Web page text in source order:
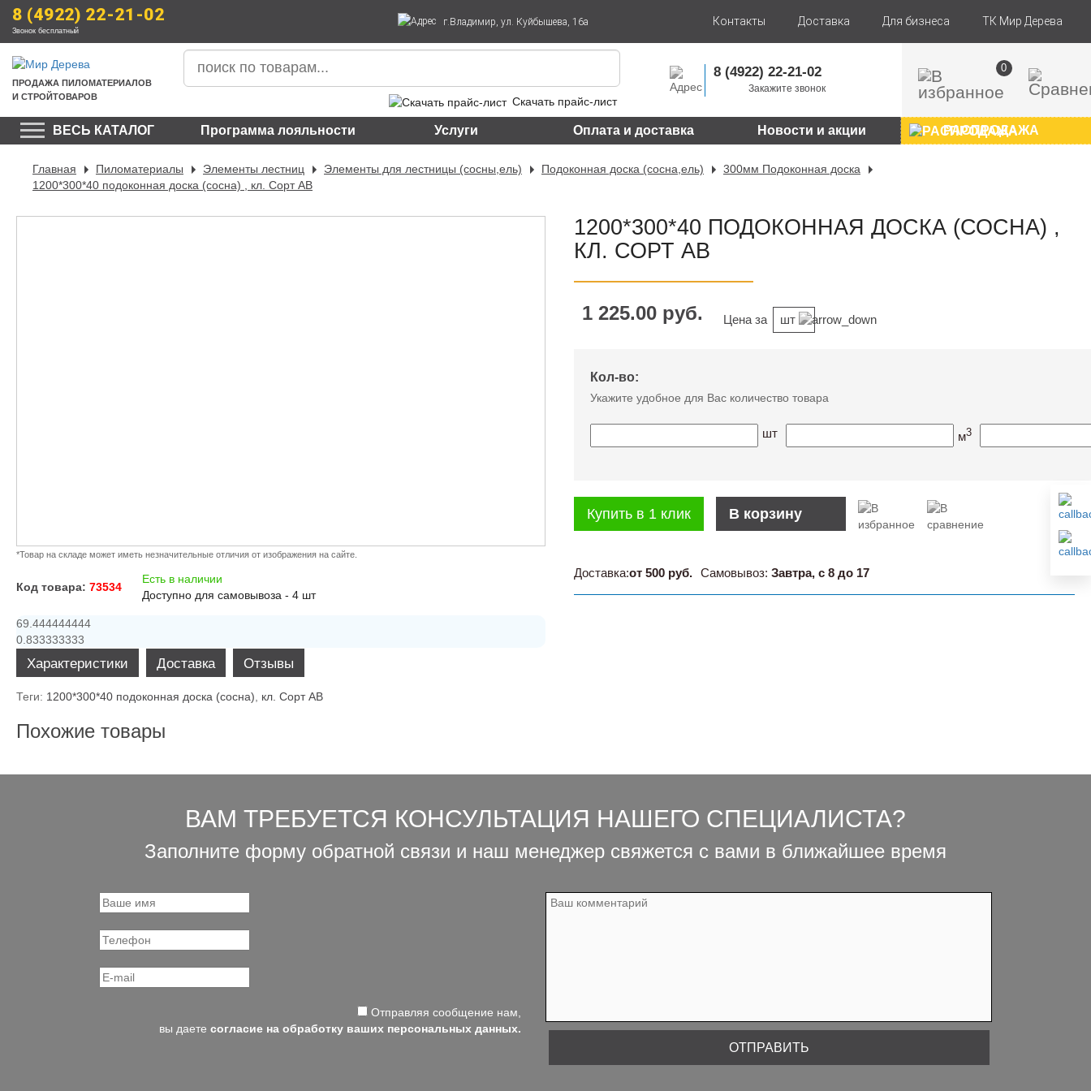
8 (4922) 22-21-02
Звонок бесплатный
г.Владимир, ул. Куйбышева, 16а Контакты Доставка Для бизнеса ТК Мир Дерева
ПРОДАЖА ПИЛОМАТЕРИАЛОВ
И СТРОЙТОВАРОВ
Скачать прайс-лист
8 (4922) 22-21-02
Закажите звонок
0
ВЕСЬ КАТАЛОГ Программа лояльности Услуги Оплата и доставка Новости и акции РАСПРОДАЖА
Главная Пиломатериалы Элементы лестниц Элементы для лестницы (сосны,ель) Подоконная доска (сосна,ель)
300мм Подоконная доска
1200*300*40 подоконная доска (сосна) , кл. Сорт АВ
*Товар на складе может иметь незначительные отличия от изображения на сайте.
Код товара: 73534
Есть в наличии
Доступно для самовывоза - 4 шт
69.444444444
0.833333333
1200*300*40 ПОДОКОННАЯ ДОСКА (СОСНА) ,
КЛ. СОРТ АВ
1 225.00 руб. Цена за шт
Кол-во:
Укажите удобное для Вас количество товара
шт м3
В корзину
Купить в 1 клик
Доставка:от 500 руб. Самовывоз: Завтра, с 8 до 17
Характеристики Доставка Отзывы
Теги: 1200*300*40 подоконная доска (сосна) кл. Сорт АВ
Похожие товары
ВАМ ТРЕБУЕТСЯ КОНСУЛЬТАЦИЯ НАШЕГО СПЕЦИАЛИСТА?
Заполните форму обратной связи и наш менеджер свяжется с вами в ближайшее время
Отправляя сообщение нам,
вы даете согласие на обработку ваших персональных данных.
ОТПРАВИТЬ